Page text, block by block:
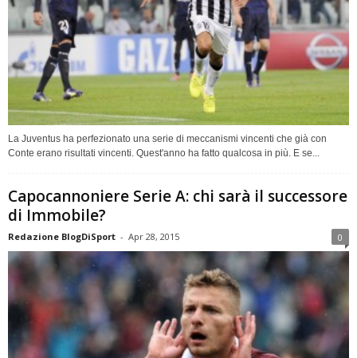
La Juventus ha perfezionato una serie di meccanismi vincenti che già con
Conte erano risultati vincenti. Quest'anno ha fatto qualcosa in più. E se...
Capocannoniere Serie A: chi sarà il successore
di Immobile?
Redazione BlogDiSport - Apr 28, 2015 0